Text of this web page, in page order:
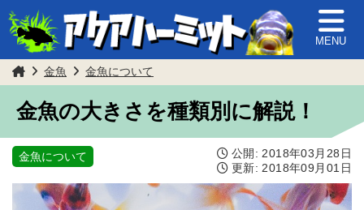
MENU
金魚 金魚について
金魚の大きさを種類別に解説！
金魚について 公開:2018年03月28日
更新:2018年09月01日